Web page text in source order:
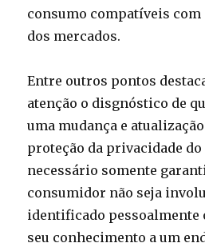
consumo compatíveis
dos mercados.
Entre outros pontos
atenção o disgnóstico de
uma mudança e
proteção da privacidade
necessário somente
consumidor não seja
identificado pessoalmente
seu conhecimento a um